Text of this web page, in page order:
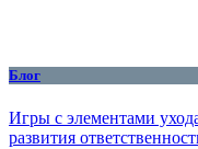
Блог
Игры с элементами
развития